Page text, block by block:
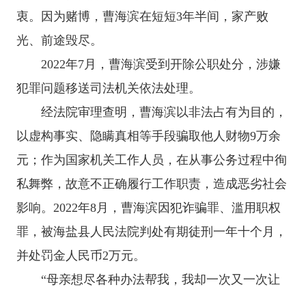
衷。因为赌博，曹海滨在短短3年半间，家产败
光、前途毁尽。
2022年7月，曹海滨受到开除公职处分，涉嫌
犯罪问题移送司法机关依法处理。
经法院审理查明，曹海滨以非法占有为目的，
以虚构事实、隐瞒真相等手段骗取他人财物9万余
元；作为国家机关工作人员，在从事公务过程中徇
私舞弊，故意不正确履行工作职责，造成恶劣社会
影响。2022年8月，曹海滨因犯诈骗罪、滥用职权
罪，被海盐县人民法院判处有期徒刑一年十个月，
并处罚金人民币2万元。
“母亲想尽各种办法帮我，我却一次又一次让